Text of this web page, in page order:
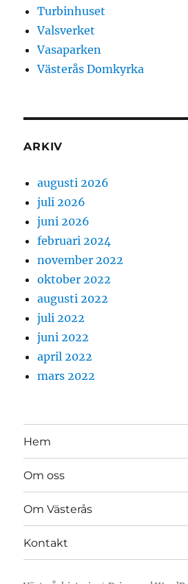
Turbinhuset
Valsverket
Vasaparken
Västerås Domkyrka
ARKIV
augusti 2026
juli 2026
juni 2026
februari 2024
november 2022
oktober 2022
augusti 2022
juli 2022
juni 2022
april 2022
mars 2022
Hem
Om oss
Om Västerås
Kontakt